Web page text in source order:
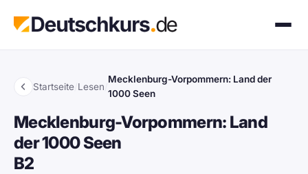
Startseite Lesen
Mecklenburg-Vorpommern: Land der
1000 Seen
Mecklenburg-Vorpommern: Land
der 1000 Seen
B2